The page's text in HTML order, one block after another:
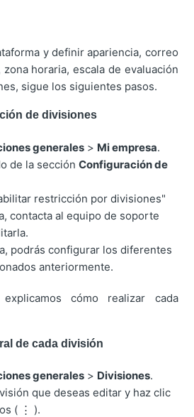
y definir apariencia, correo
horaria, escala de evaluación
sigue los siguientes pasos.
de divisiones
generales > Mi empresa.
de la secciónConfiguración de
restricción por divisiones"
contacta al equipo de soporte
podrás configurar los diferentes
anteriormente.
cómo realizar cada
de cada división
generales > Divisiones.
que deseas editar y haz clic
( ⋮ ).